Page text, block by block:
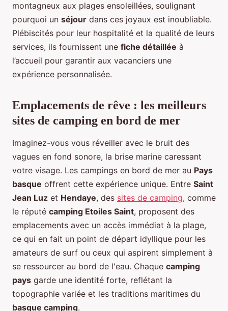
montagneux aux plages ensoleillées, soulignant
pourquoi un séjour dans ces joyaux est inoubliable.
Plébiscités pour leur hospitalité et la qualité de leurs
services, ils fournissent une fiche détaillée à
l’accueil pour garantir aux vacanciers une
expérience personnalisée.
Emplacements de rêve : les meilleurs
sites de camping en bord de mer
Imaginez-vous vous réveiller avec le bruit des
vagues en fond sonore, la brise marine caressant
votre visage. Les campings en bord de mer au Pays
basque offrent cette expérience unique. Entre Saint
Jean Luz et Hendaye, des sites de camping, comme
le réputé camping Etoiles Saint, proposent des
emplacements avec un accès immédiat à la plage,
ce qui en fait un point de départ idyllique pour les
amateurs de surf ou ceux qui aspirent simplement à
se ressourcer au bord de l'eau. Chaque camping
pays garde une identité forte, reflétant la
topographie variée et les traditions maritimes du
basque camping.